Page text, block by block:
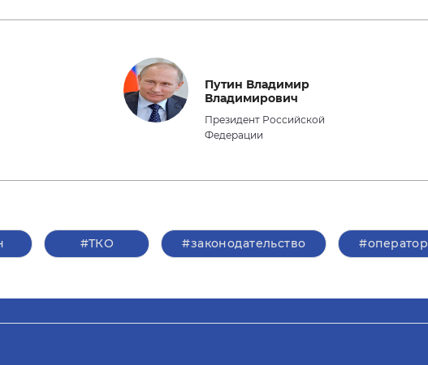
Путин Владимир
Владимирович
Президент Российской
Федерации
#ТКО #законодательство #оператор